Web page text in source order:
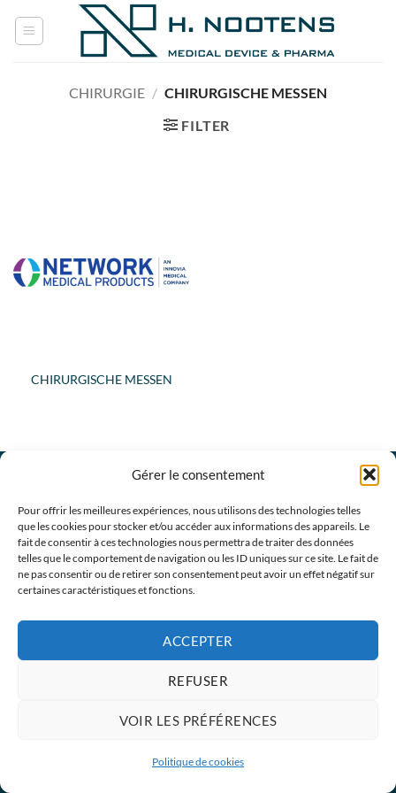
Gérer le consentement
Pour offrir les meilleures expériences, nous utilisons des technologies telles
que les cookies pour stocker et/ou accéder aux informations des appareils. Le
fait de consentir à ces technologies nous permettra de traiter des données
telles que le comportement de navigation ou les ID uniques sur ce site. Le fait de
ne pas consentir ou de retirer son consentement peut avoir un effet négatif sur
certaines caractéristiques et fonctions.
ACCEPTER
REFUSER
VOIR LES PRÉFÉRENCES
Politique de cookies
naar
CHIRURGIE / CHIRURGISCHE MESSEN
FILTER
CHIRURGISCHE MESSEN
Wilt u meer informatie over onze producten en
diensten of wilt u een afspraak met een
vertegenwoordiger? Neem dan contact met ons op.
CONTACTEER ONS